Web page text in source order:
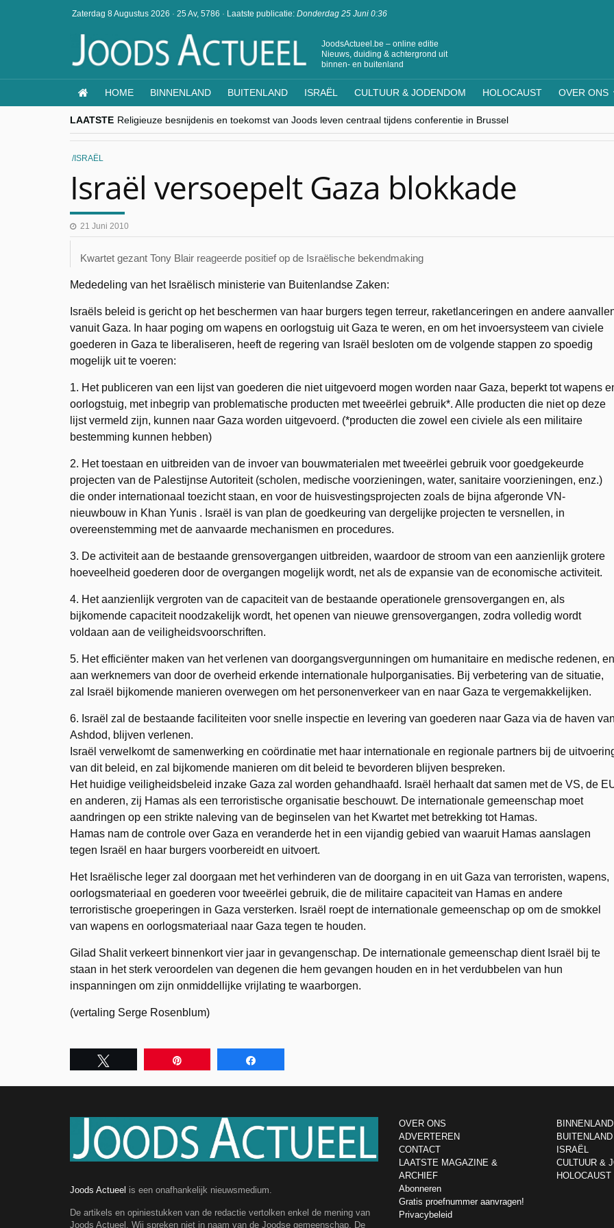
Zaterdag 8 Augustus 2026 · 25 Av, 5786 · Laatste publicatie: Donderdag 25 Juni 0:36
JoodsActueel.be – online editie
Nieuws, duiding & achtergrond uit
binnen- en buitenland
HOME BINNENLAND BUITENLAND ISRAËL CULTUUR & JODENDOM HOLOCAUST OVER ONS
LAATSTE Religieuze besnijdenis en toekomst van Joods leven centraal tijdens conferentie in Brussel
“Besnijdenisdebat toont hoe moeilijk seculiere Westen minderheden begrijpt”, Jinnih Beels (Vooruit)
CITYTRIP | ROEMENIË – Boekarest: de verrassing van Oost-Europa
ISRAËL
Israël versoepelt Gaza blokkade
21 Juni 2010
Kwartet gezant Tony Blair reageerde positief op de Israëlische bekendmaking
Mededeling van het Israëlisch ministerie van Buitenlandse Zaken:
Israëls beleid is gericht op het beschermen van haar burgers tegen terreur, raketlanceringen en andere
vanuit Gaza. In haar poging om wapens en oorlogstuig uit Gaza te weren, en om het invoersysteem van civiele
goederen in Gaza te liberaliseren, heeft de regering van Israël besloten om de volgende stappen zo spoedig
mogelijk uit te voeren:
1. Het publiceren van een lijst van goederen die niet uitgevoerd mogen worden naar Gaza, beperkt tot wapens
oorlogstuig, met inbegrip van problematische producten met tweeërlei gebruik*. Alle producten die niet op deze
lijst vermeld zijn, kunnen naar Gaza worden uitgevoerd. (*producten die zowel een civiele als een militaire
bestemming kunnen hebben)
2. Het toestaan en uitbreiden van de invoer van bouwmaterialen met tweeërlei gebruik voor goedgekeurde
projecten van de Palestijnse Autoriteit (scholen, medische voorzieningen, water, sanitaire voorzieningen, enz.)
die onder internationaal toezicht staan, en voor de huisvestingsprojecten zoals de bijna afgeronde VN-
nieuwbouw in Khan Yunis . Israël is van plan de goedkeuring van dergelijke projecten te versnellen, in
overeenstemming met de aanvaarde mechanismen en procedures.
3. De activiteit aan de bestaande grensovergangen uitbreiden, waardoor de stroom van een aanzienlijk grotere
hoeveelheid goederen door de overgangen mogelijk wordt, net als de expansie van de economische activiteit.
4. Het aanzienlijk vergroten van de capaciteit van de bestaande operationele grensovergangen en, als
bijkomende capaciteit noodzakelijk wordt, het openen van nieuwe grensovergangen, zodra volledig wordt
voldaan aan de veiligheidsvoorschriften.
5. Het efficiënter maken van het verlenen van doorgangsvergunningen om humanitaire en medische redenen, en
aan werknemers van door de overheid erkende internationale hulporganisaties. Bij verbetering van de situatie,
zal Israël bijkomende manieren overwegen om het personenverkeer van en naar Gaza te vergemakkelijken.
6. Israël zal de bestaande faciliteiten voor snelle inspectie en levering van goederen naar Gaza via de haven van
Ashdod, blijven verlenen.
Israël verwelkomt de samenwerking en coördinatie met haar internationale en regionale partners bij de
van dit beleid, en zal bijkomende manieren om dit beleid te bevorderen blijven bespreken.
Het huidige veiligheidsbeleid inzake Gaza zal worden gehandhaafd. Israël herhaalt dat samen met de VS, de
en anderen, zij Hamas als een terroristische organisatie beschouwt. De internationale gemeenschap moet
aandringen op een strikte naleving van de beginselen van het Kwartet met betrekking tot Hamas.
Hamas nam de controle over Gaza en veranderde het in een vijandig gebied van waaruit Hamas aanslagen
tegen Israël en haar burgers voorbereidt en uitvoert.
Het Israëlische leger zal doorgaan met het verhinderen van de doorgang in en uit Gaza van terroristen, wapens,
oorlogsmateriaal en goederen voor tweeërlei gebruik, die de militaire capaciteit van Hamas en andere
terroristische groeperingen in Gaza versterken. Israël roept de internationale gemeenschap op om de smokkel
van wapens en oorlogsmateriaal naar Gaza tegen te houden.
Gilad Shalit verkeert binnenkort vier jaar in gevangenschap. De internationale gemeenschap dient Israël bij te
staan in het sterk veroordelen van degenen die hem gevangen houden en in het verdubbelen van hun
inspanningen om zijn onmiddellijke vrijlating te waarborgen.
(vertaling Serge Rosenblum)
Joods Actueel is een onafhankelijk nieuwsmedium.
De artikels en opiniestukken van de redactie vertolken enkel de mening van
Joods Actueel. Wij spreken niet in naam van de Joodse gemeenschap. De
OVER ONS
ADVERTEREN
CONTACT
LAATSTE MAGAZINE &
ARCHIEF
Abonneren
Gratis proefnummer aanvragen!
Privacybeleid
BINNENLAND
BUITENLAND
ISRAËL
CULTUUR &
HOLOCAUST